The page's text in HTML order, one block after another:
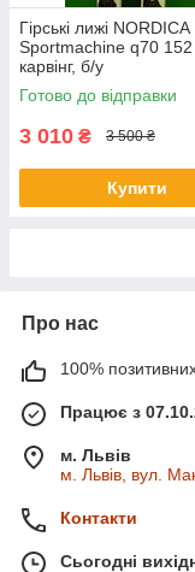
Гірські лижі NORDICA
Sportmachine q70
карвінг, б/у
Готово до відправки
3 010 ₴ 3 500 ₴
Купити
Про нас
100% позитивних
Працює з
м. Львів
м. Львів, вул.
Контакти
Сьогодні